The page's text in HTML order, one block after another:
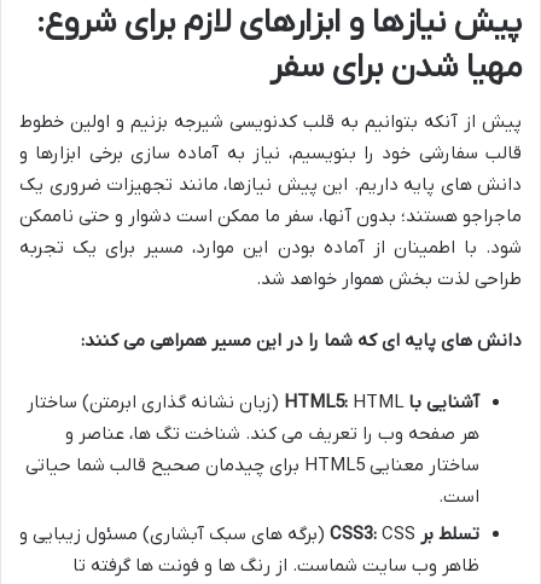
پیش نیازها و ابزارهای لازم برای شروع:
مهیا شدن برای سفر
پیش از آنکه بتوانیم به قلب کدنویسی شیرجه بزنیم و اولین خطوط
قالب سفارشی خود را بنویسیم، نیاز به آماده سازی برخی ابزارها و
دانش های پایه داریم. این پیش نیازها، مانند تجهیزات ضروری یک
ماجراجو هستند؛ بدون آنها، سفر ما ممکن است دشوار و حتی ناممکن
شود. با اطمینان از آماده بودن این موارد، مسیر برای یک تجربه
طراحی لذت بخش هموار خواهد شد.
دانش های پایه ای که شما را در این مسیر همراهی می کنند:
آشنایی با HTML5:
HTML (زبان نشانه گذاری ابرمتن) ساختار
هر صفحه وب را تعریف می کند. شناخت تگ ها، عناصر و
ساختار معنایی HTML5 برای چیدمان صحیح قالب شما حیاتی
است.
تسلط بر CSS3:
CSS (برگه های سبک آبشاری) مسئول زیبایی و
ظاهر وب سایت شماست. از رنگ ها و فونت ها گرفته تا